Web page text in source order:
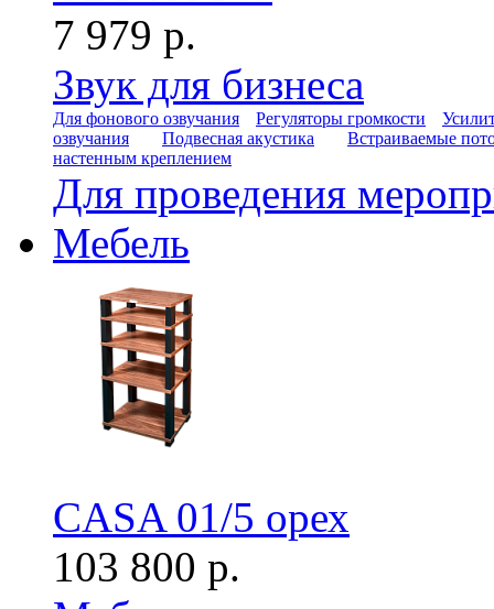
7 979 р.
Звук для бизнеса
Для фонового озвучания Регуляторы громкости
озвучания
Подвесная акустика
Встраиваемые
настенным креплением
Для проведения
Мебель
CASA 01/5 орех
103 800 р.